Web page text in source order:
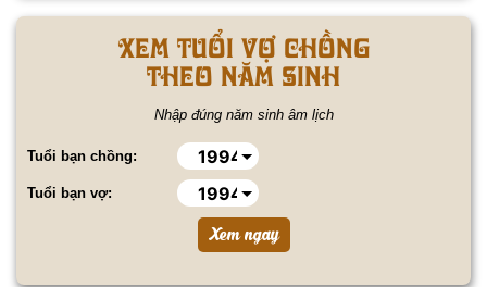
Xem tuổi vợ chồng
theo năm sinh
Nhập đúng năm sinh âm lịch
Tuổi bạn chồng:
Tuổi bạn vợ: